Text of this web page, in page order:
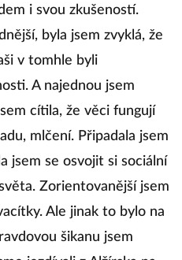
i svou zkušeností.
byla jsem zvyklá, že
v tomhle byli
A najednou jsem
cítila, že věci fungují
mlčení. Připadala jsem
jsem se osvojit si sociální
Zorientovanější jsem
Ale jinak to bylo na
šikanu jsem